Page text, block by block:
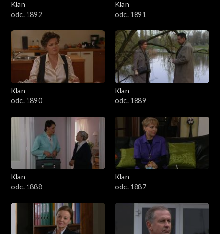
3001–3100
2901–3000
2801–2900
2701–2800
2501–2600
2401–2500
2301–2400
2201–2300
2101–2200
Klan
odc. 1892
Klan
odc. 1891
Klan
odc. 1890
Klan
odc. 1889
Klan
odc. 1888
Klan
odc. 1887